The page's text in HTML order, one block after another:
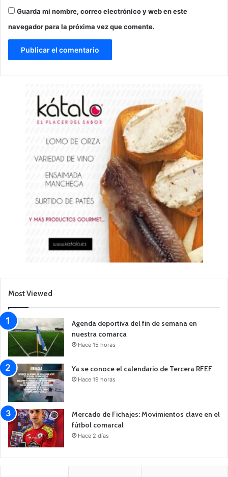
Guarda mi nombre, correo electrónico y web en este
navegador para la próxima vez que comente.
Most Viewed
Agenda deportiva del fin de semana en
nuestra comarca
Hace 15 horas
Ya se conoce el calendario de Tercera RFEF
Hace 19 horas
Mercado de Fichajes: Movimientos clave en el
fútbol comarcal
Hace 2 días